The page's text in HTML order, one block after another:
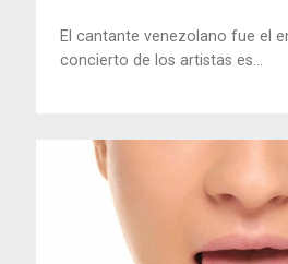
El cantante venezolano fue el
concierto de los artistas es...